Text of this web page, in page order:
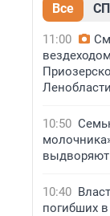
Все
11:00
Ленобласти
10:50
10:40
погибших в